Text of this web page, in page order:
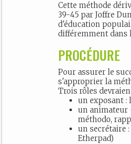
Cette méthode
39-45 par Joffre
d'éducation
différemment dans
PROCÉDURE
Pour assurer le
s'approprier la
Trois rôles
un exposant :
un animateur
méthodo,
un secrétaire
Etherpad)